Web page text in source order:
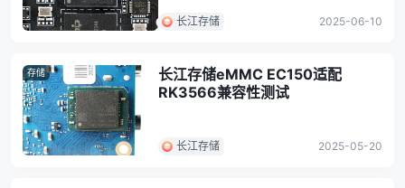
长江存储 2025-06-10
存储
长江存储eMMC EC150适配
RK3566兼容性测试
长江存储 2025-05-20